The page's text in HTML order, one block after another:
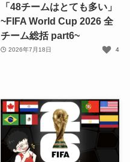
「48チームはとても多い」
~FIFA World Cup 2026 全
チーム総括 part6~
2026年7月18日 4